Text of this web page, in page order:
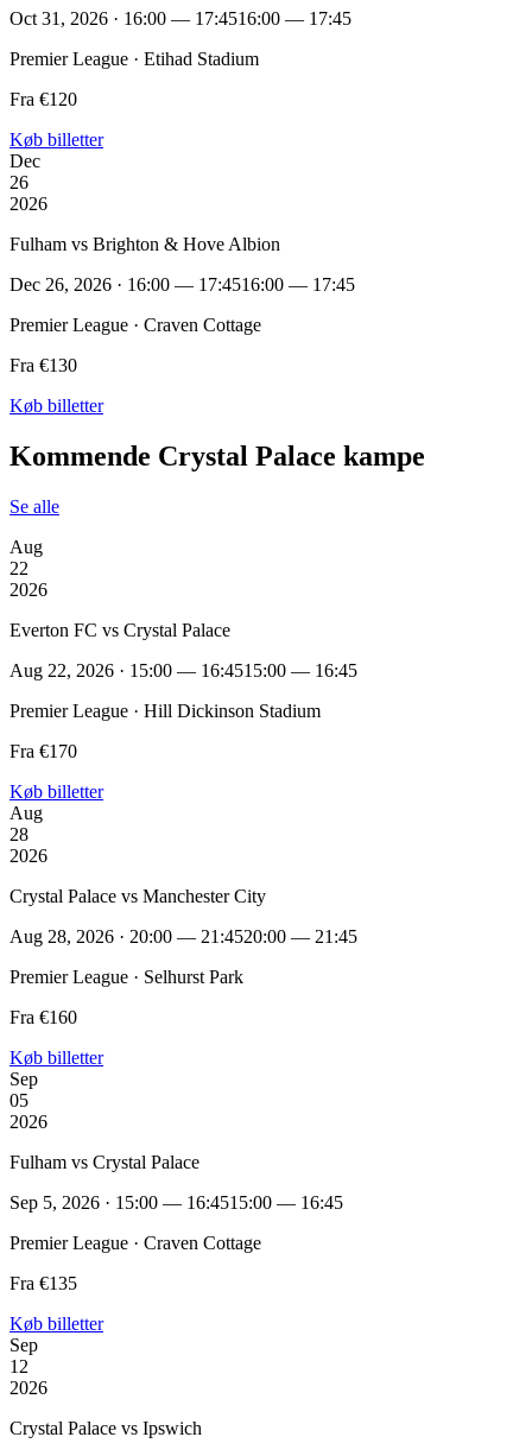
Oct 31, 2026 · 16:00 — 17:4516:00 — 17:45
Premier League · Etihad Stadium
Fra €120
Køb billetter
Dec
26
2026
Fulham vs Brighton & Hove Albion
Dec 26, 2026 · 16:00 — 17:4516:00 — 17:45
Premier League · Craven Cottage
Fra €130
Køb billetter
Kommende Crystal Palace kampe
Se alle
Aug
22
2026
Everton FC vs Crystal Palace
Aug 22, 2026 · 15:00 — 16:4515:00 — 16:45
Premier League · Hill Dickinson Stadium
Fra €170
Køb billetter
Aug
28
2026
Crystal Palace vs Manchester City
Aug 28, 2026 · 20:00 — 21:4520:00 — 21:45
Premier League · Selhurst Park
Fra €160
Køb billetter
Sep
05
2026
Fulham vs Crystal Palace
Sep 5, 2026 · 15:00 — 16:4515:00 — 16:45
Premier League · Craven Cottage
Fra €135
Køb billetter
Sep
12
2026
Crystal Palace vs Ipswich